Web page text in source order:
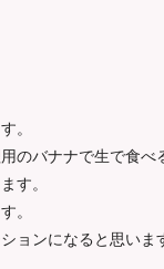
。
のバナナで生で食べ
す。
。
ョンになると思いま